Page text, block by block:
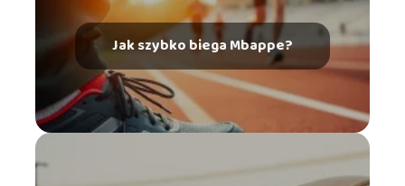
Jak szybko biega Mbappe?